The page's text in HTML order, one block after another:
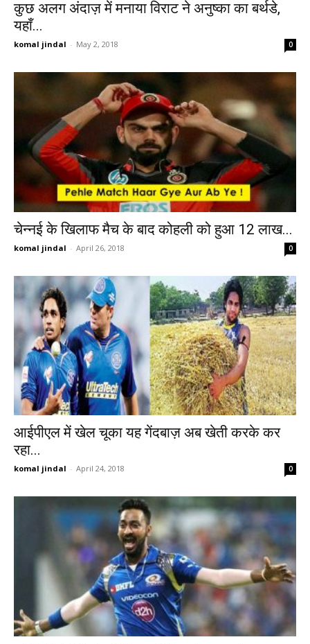
कुछ अलग अंदाज़ में मनाया विराट ने अनुष्का का बर्थडे,
यहाँ...
komal jindal - May 2, 2018 0
चेन्नई के खिलाफ मैच के बाद कोहली को हुआ 12 लाख...
komal jindal - April 26, 2018 0
आईपीएल में खेल चूका यह गेंदबाज़ अब खेती करके कर
रहा...
komal jindal - April 24, 2018 0